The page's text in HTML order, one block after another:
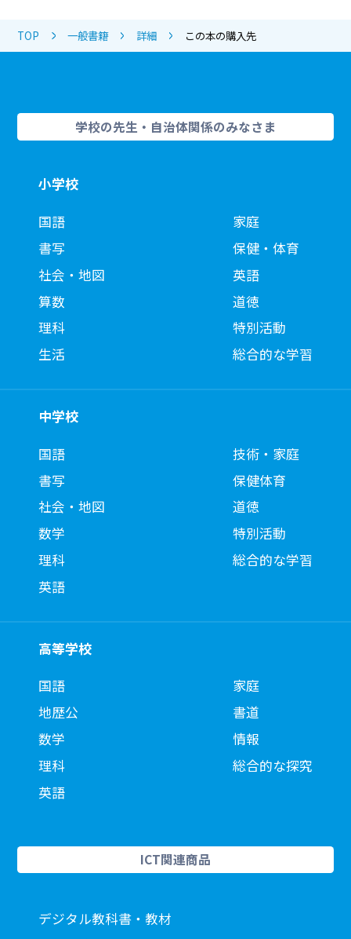
TOP 一般書籍 詳細 この本の購入先
学校の先生・自治体関係のみなさま
小学校
国語
書写
社会・地図
算数
理科
生活
家庭
保健・体育
英語
道徳
特別活動
総合的な学習
中学校
国語
書写
社会・地図
数学
理科
英語
技術・家庭
保健体育
道徳
特別活動
総合的な学習
高等学校
国語
地歴公
数学
理科
英語
家庭
書道
情報
総合的な探究
ICT関連商品
デジタル教科書・教材